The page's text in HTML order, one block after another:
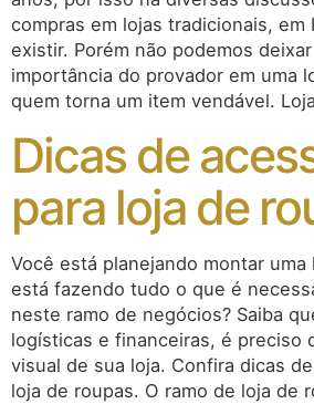
compras em lojas tradicionais, em
existir. Porém não podemos
importância do provador em uma
quem torna um item vendável.
Dicas de
para loja de
Você está planejando montar uma
está fazendo tudo o que é
neste ramo de negócios? Saiba
logísticas e financeiras, é preciso
visual de sua loja. Confira dicas
loja de roupas. O ramo de loja de